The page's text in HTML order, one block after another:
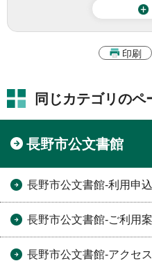
印刷
同じカテゴリのペ
長野市公文書館
長野市公文書館-利用申
長野市公文書館-ご利用
長野市公文書館-アクセス